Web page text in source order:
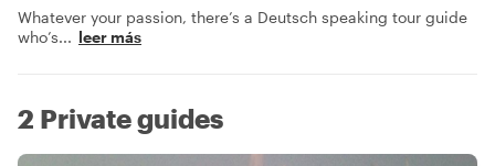
Whatever your passion, there’s a Deutsch speaking tour guide
who’s... leer más
2 Private guides